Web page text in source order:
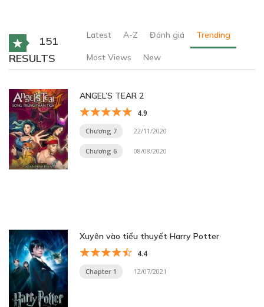
151
RESULTS
Latest A-Z Đánh giá Trending
Most Views New
ANGEL’S TEAR 2
4.9
Chương 7 22/11/2020
Chương 6 08/08/2020
Xuyên vào tiểu thuyết Harry Potter
4.4
Chapter 1 12/07/2021